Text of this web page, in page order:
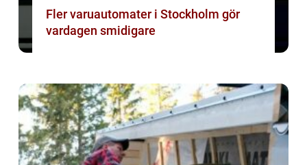
Fler varuautomater i Stockholm gör
vardagen smidigare